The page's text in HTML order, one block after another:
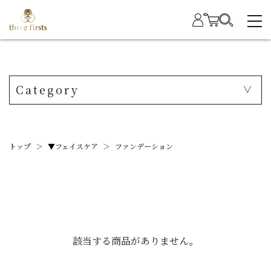
Category
トップ ＞ ▼フェイスケア ＞ ファンデーション
該当する商品がありません。